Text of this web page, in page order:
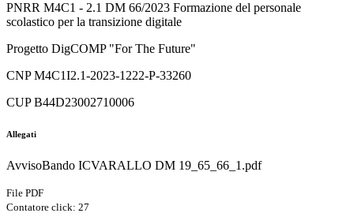
PNRR M4C1 - 2.1 DM 66/2023 Formazione del personale
scolastico per la transizione digitale
Progetto DigCOMP "For The Future"
CNP M4C1I2.1-2023-1222-P-33260
CUP B44D23002710006
Allegati
AvvisoBando ICVARALLO DM 19_65_66_1.pdf
File PDF
Contatore click: 27